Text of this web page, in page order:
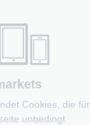
Cookies, die für
unbedingt